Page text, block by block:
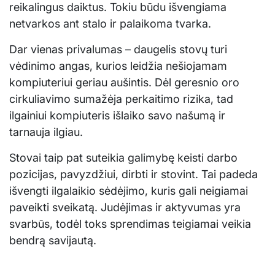
reikalingus daiktus. Tokiu būdu išvengiama
netvarkos ant stalo ir palaikoma tvarka.
Dar vienas privalumas – daugelis stovų turi
vėdinimo angas, kurios leidžia nešiojamam
kompiuteriui geriau aušintis. Dėl geresnio oro
cirkuliavimo sumažėja perkaitimo rizika, tad
ilgainiui kompiuteris išlaiko savo našumą ir
tarnauja ilgiau.
Stovai taip pat suteikia galimybę keisti darbo
pozicijas, pavyzdžiui, dirbti ir stovint. Tai padeda
išvengti ilgalaikio sėdėjimo, kuris gali neigiamai
paveikti sveikatą. Judėjimas ir aktyvumas yra
svarbūs, todėl toks sprendimas teigiamai veikia
bendrą savijautą.